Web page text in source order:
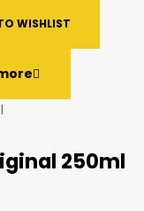
WISHLIST
250ml